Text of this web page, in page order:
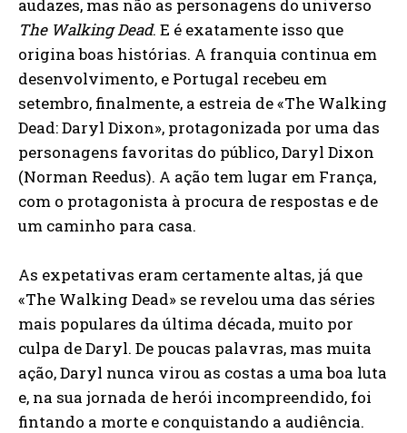
audazes, mas não as personagens do universo
The Walking Dead. E é exatamente isso que
origina boas histórias. A franquia continua em
desenvolvimento, e Portugal recebeu em
setembro, finalmente, a estreia de «The Walking
Dead: Daryl Dixon», protagonizada por uma das
personagens favoritas do público, Daryl Dixon
(Norman Reedus). A ação tem lugar em França,
com o protagonista à procura de respostas e de
um caminho para casa.
As expetativas eram certamente altas, já que
«The Walking Dead» se revelou uma das séries
mais populares da última década, muito por
culpa de Daryl. De poucas palavras, mas muita
ação, Daryl nunca virou as costas a uma boa luta
e, na sua jornada de herói incompreendido, foi
fintando a morte e conquistando a audiência.